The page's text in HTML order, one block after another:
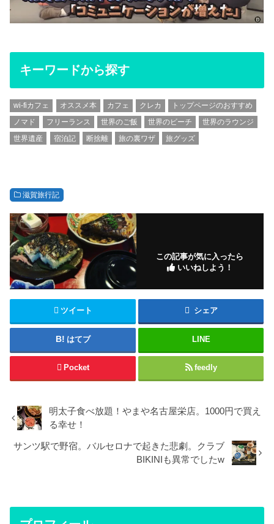
キーワードから探す
wi-fiカフェ オススメ本 カフェ クレカ
トップページのおすすめ
ノマド
フリーランス 世界のご飯 世界のビーチ
世界のラウンジ
世界遺産
宿泊記 断捨離 旅の裏ワザ 旅グッズ
滋賀旅行記
この記事が気に入ったら
いいねしよう！
ツイート シェア
はてブ LINE
Pocket feedly
明太子食べ放題！やまや名古屋栄店。1000円で買え
る幸せ！
サンツ駅で野宿。バルセロナで起きた悲劇。クラブ
BIKINIも異常でしたw